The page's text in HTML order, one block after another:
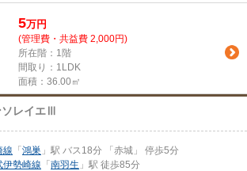
5万円
(管理費・共益費 2,000円)
所在階：1階
間取り：1LDK
面積：36.00㎡
ソレイエⅢ
線 「 鴻巣 」駅 バス18分 「赤城」 停歩5分
伊勢崎線 「 南羽生 」駅 徒歩85分